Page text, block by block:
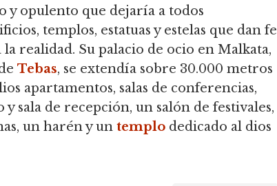
y opulento que dejaría a todos
templos, estatuas y estelas que dan fe
realidad. Su palacio de ocio en Malkata,
Tebas, se extendía sobre 30.000 metros
apartamentos, salas de conferencias,
sala de recepción, un salón de festivales,
un harén y un templo dedicado al dios